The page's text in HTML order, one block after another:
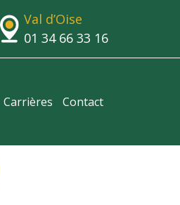
Val d’Oise
01 34 66 33 16
Carrières Contact